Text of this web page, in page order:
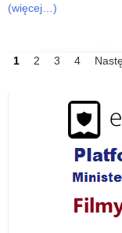
(więcej…)
IDź
1
IDź
2
IDź
3
IDź
4